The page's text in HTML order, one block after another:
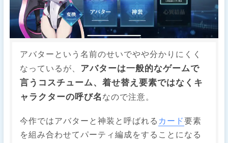
アバターという名前のせいでやや分かりにくく
なっているが、 アバターは一般的なゲームで
言うコスチューム、着せ替え要素ではなくキ
ャラクターの呼び名 なので注意。
今作ではアバターと神装と呼ばれる カード要素
を組み合わせてパーティ編成をすることになる